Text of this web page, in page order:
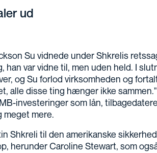
ud
Su vidnede under Shkrelis
han var vidne til, men uden held. I
og Su forlod virksomheden og
alle disse ting hænger ikke
investeringer som lån,
meget mere.
Shkreli til den amerikanske
herunder Caroline Stewart, som